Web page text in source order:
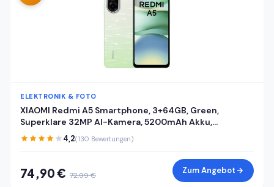
ELEKTRONIK & FOTO
XIAOMI Redmi A5 Smartphone, 3+64GB, Green,
Superklare 32MP AI-Kamera, 5200mAh Akku,
Leistungsstarker Octa-Core-Prozessor, Immersives
6,88" 120Hz Display
4,2(130 Bewertungen)
74,90 € 72,99 € Zum Angebot